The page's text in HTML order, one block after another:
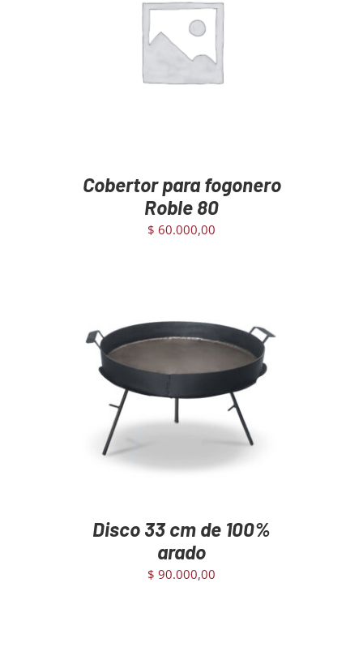
AGREGAR AL CARRITO
Cobertor para fogonero
Roble 80
$ 60.000,00
AGREGAR AL CARRITO DETAILS
Disco 33 cm de 100%
arado
$ 90.000,00